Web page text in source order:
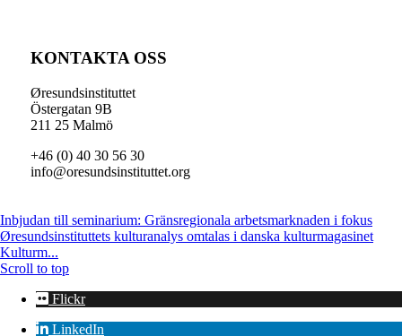
KONTAKTA OSS
Øresundsinstituttet
Östergatan 9B
211 25 Malmö
+46 (0) 40 30 56 30
info@oresundsinstituttet.org
Inbjudan till seminarium: Gränsregionala arbetsmarknaden i fokus
Øresundsinstituttets kulturanalys omtalas i danska kulturmagasinet
Kulturm...
Scroll to top
Flickr
LinkedIn